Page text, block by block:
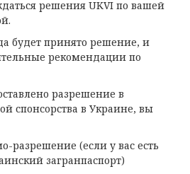
решения UKVI по вашей
будет принято решение, и
рекомендации по
разрешение в
спонсорства в Украине, вы
разрешение (если у вас есть
загранпаспорт)